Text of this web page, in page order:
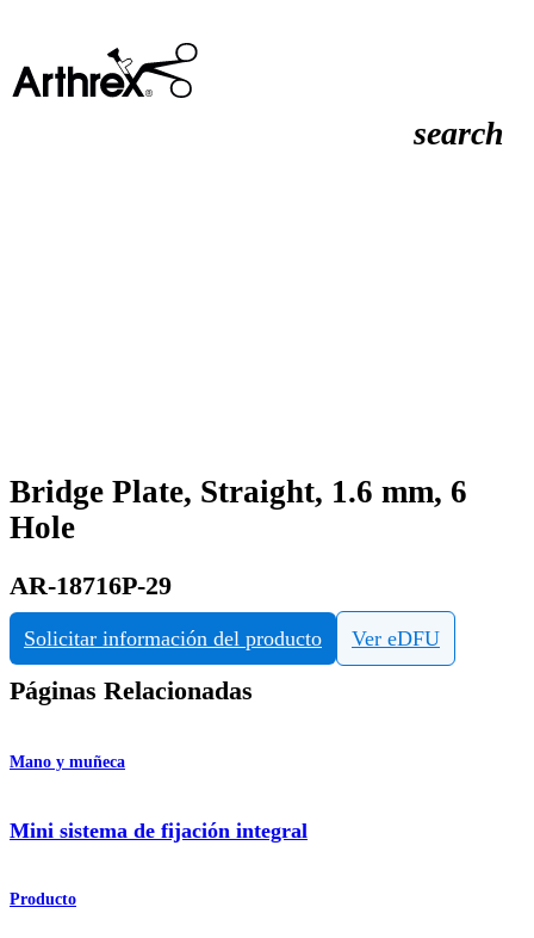
search
Bridge Plate, Straight, 1.6 mm, 6
Hole
AR-18716P-29
Solicitar información del producto Ver eDFU
Páginas Relacionadas
Mano y muñeca
Mini sistema de fijación integral
Producto